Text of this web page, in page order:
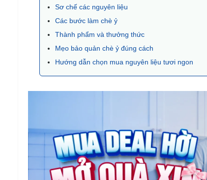
Sơ chế các nguyên liệu
Các bước làm chè ỷ
Thành phẩm và thưởng thức
Mẹo bảo quản chè ỷ đúng cách
Hướng dẫn chọn mua nguyên liệu tươi ngon